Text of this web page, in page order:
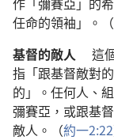
任命的領袖 」。（
基督的敵人 這
指 「跟基督敵對的
的 」。 任何人 、
彌賽亞 ， 或跟基督
敵人 。（約一2:22